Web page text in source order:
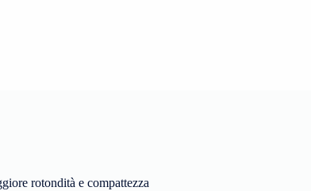
rotondità e compattezza